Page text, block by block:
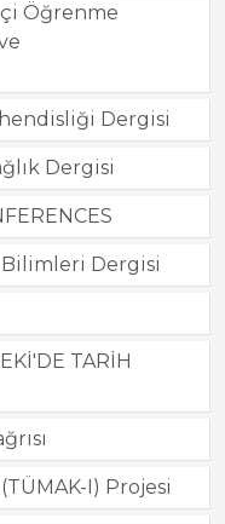
Öğrenme
Dergisi
Dergisi
Dergisi
TARİH
I) Projesi